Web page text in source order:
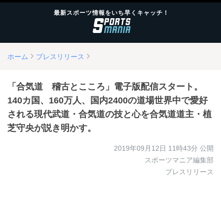
最新スポーツ情報をいち早くキャッチ！
ホーム プレスリリース
「合気道 稽古とこころ」電子版配信スタート。
140カ国、160万人、国内2400の道場世界中で愛好
される現代武道・合気道の技と心を合気道道主・植
芝守央が説き明かす。
2019年09月12日 11時43分 公開
スポーツマニア編集部
プレスリリース